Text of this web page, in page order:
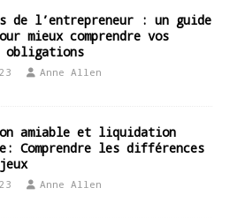
de l’entrepreneur : un guide
mieux comprendre vos
Anne Allen
amiable et liquidation
Comprendre les différences
Anne Allen